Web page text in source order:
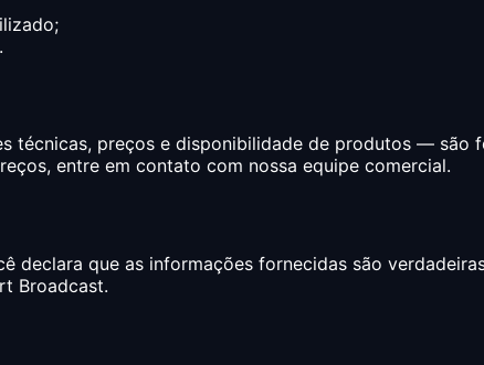
preços e disponibilidade de produtos — são
entre em contato com nossa equipe comercial.
que as informações fornecidas são
Broadcast.